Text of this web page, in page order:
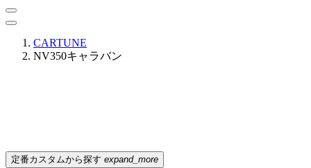
CARTUNE
NV350キャラバン
定番カスタムから探す expand_more